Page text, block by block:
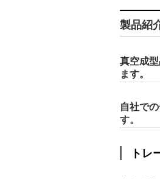
製品紹
真空成
ます。
自社で
す。
トレ